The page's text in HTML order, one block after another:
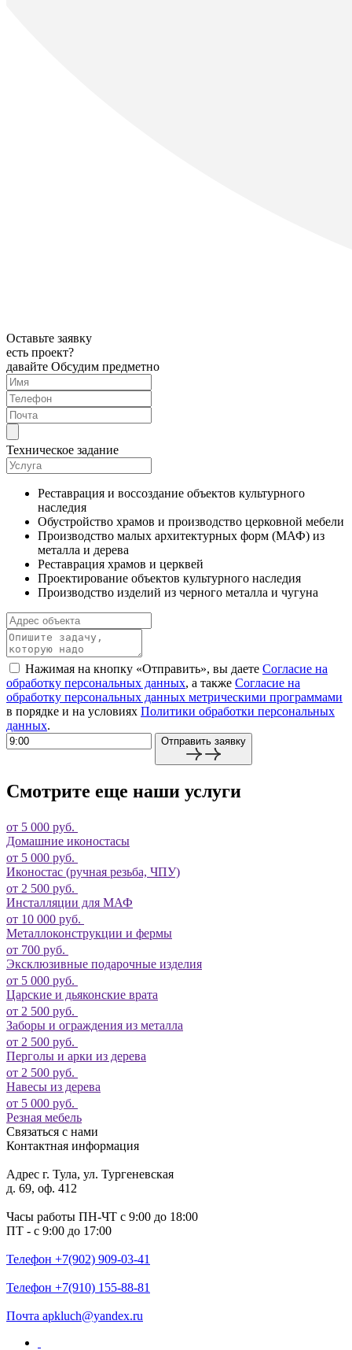
Оставьте заявку
есть проект?
давайте Обсудим предметно
Техническое задание
Реставрация и воссоздание объектов культурного
наследия
Обустройство храмов и производство церковной мебели
Производство малых архитектурных форм (МАФ) из
металла и дерева
Реставрация храмов и церквей
Проектирование объектов культурного наследия
Производство изделий из черного металла и чугуна
Нажимая на кнопку «Отправить», вы даете Согласие на
обработку персональных данных, а также Согласие на
обработку персональных данных метрическими программами
в порядке и на условиях Политики обработки персональных
данных.
Отправить заявку
Смотрите еще наши услуги
от 5 000 руб.
Домашние иконостасы
от 5 000 руб.
Иконостас (ручная резьба, ЧПУ)
от 2 500 руб.
Инсталляции для МАФ
от 10 000 руб.
Металлоконструкции и фермы
от 700 руб.
Эксклюзивные подарочные изделия
от 5 000 руб.
Царские и дьяконские врата
от 2 500 руб.
Заборы и ограждения из металла
от 2 500 руб.
Перголы и арки из дерева
от 2 500 руб.
Навесы из дерева
от 5 000 руб.
Резная мебель
Связаться с нами
Контактная информация
Адрес г. Тула, ул. Тургеневская
д. 69, оф. 412
Часы работы ПН-ЧТ с 9:00 до 18:00
ПТ - с 9:00 до 17:00
Телефон +7(902) 909-03-41
Телефон +7(910) 155-88-81
Почта apkluch@yandex.ru